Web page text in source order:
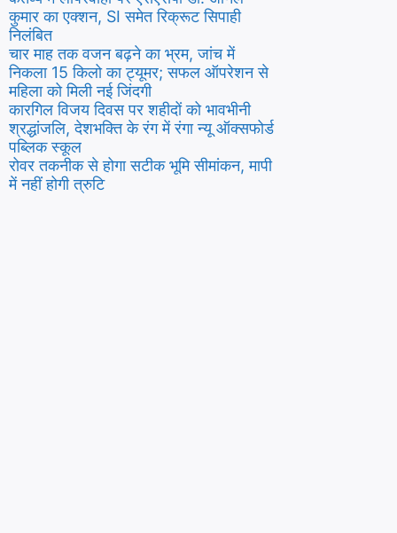
कुमार का एक्शन, SI समेत रिक्रूट सिपाही
निलंबित
चार माह तक वजन बढ़ने का भ्रम, जांच में
निकला 15 किलो का ट्यूमर; सफल ऑपरेशन से
महिला को मिली नई जिंदगी
कारगिल विजय दिवस पर शहीदों को भावभीनी
श्रद्धांजलि, देशभक्ति के रंग में रंगा न्यू ऑक्सफोर्ड
पब्लिक स्कूल
रोवर तकनीक से होगा सटीक भूमि सीमांकन, मापी
में नहीं होगी त्रुटि